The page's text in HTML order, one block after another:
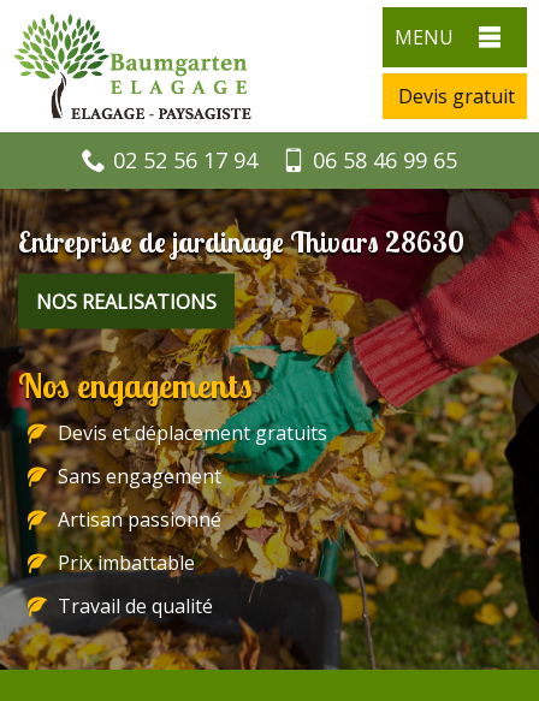
MENU
Devis gratuit
02 52 56 17 94 06 58 46 99 65
Entreprise de jardinage Thivars 28630
NOS REALISATIONS
Nos engagements
Devis et déplacement gratuits
Sans engagement
Artisan passionné
Prix imbattable
Travail de qualité